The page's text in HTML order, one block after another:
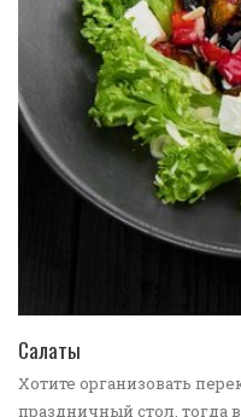
Салаты
Хотите организовать
праздничный стол, тогда